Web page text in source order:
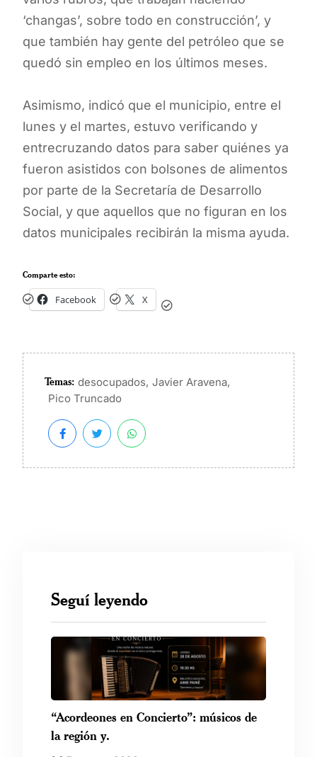
‘changas’, sobre todo en construcción’, y
que también hay gente del petróleo que se
quedó sin empleo en los últimos meses.
Asimismo, indicó que el municipio, entre el
lunes y el martes, estuvo verificando y
entrecruzando datos para saber quiénes ya
fueron asistidos con bolsones de alimentos
por parte de la Secretaría de Desarrollo
Social, y que aquellos que no figuran en los
datos municipales recibirán la misma ayuda.
Comparte esto:
Facebook X
Temas: desocupados, Javier Aravena,
Pico Truncado
Seguí leyendo
“Acordeones en Concierto”: músicos de
la región y.